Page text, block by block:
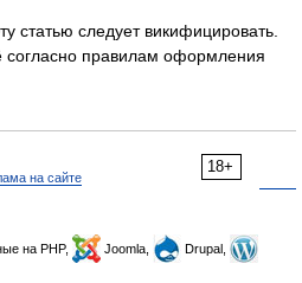
статью следует викифицировать.
правилам оформления
18+
на сайте
на PHP, Joomla,
Drupal,